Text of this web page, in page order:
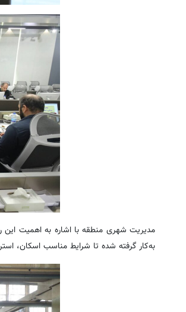
مدیریت شهری منطقه با اشاره به اهمیت این
به‌کار گرفته شده تا شرایط مناسب اسکان،